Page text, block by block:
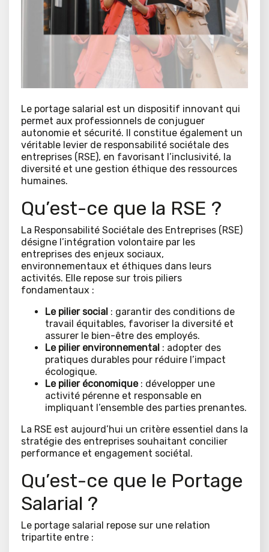
Le portage salarial est un dispositif innovant qui
permet aux professionnels de conjuguer
autonomie et sécurité. Il constitue également un
véritable levier de responsabilité sociétale des
entreprises (RSE), en favorisant l’inclusivité, la
diversité et une gestion éthique des ressources
humaines.
Qu’est-ce que la RSE ?
La Responsabilité Sociétale des Entreprises (RSE)
désigne l’intégration volontaire par les
entreprises des enjeux sociaux,
environnementaux et éthiques dans leurs
activités. Elle repose sur trois piliers
fondamentaux :
Le pilier social : garantir des conditions de
travail équitables, favoriser la diversité et
assurer le bien-être des employés.
Le pilier environnemental : adopter des
pratiques durables pour réduire l’impact
écologique.
Le pilier économique: développer une
activité pérenne et responsable en
impliquant l’ensemble des parties prenantes.
La RSE est aujourd’hui un critère essentiel dans la
stratégie des entreprises souhaitant concilier
performance et engagement sociétal.
Qu’est-ce que le Portage
Salarial ?
Le portage salarial repose sur une relation
tripartite entre :